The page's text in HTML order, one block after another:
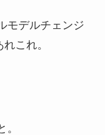
モデルチェンジ
これ。